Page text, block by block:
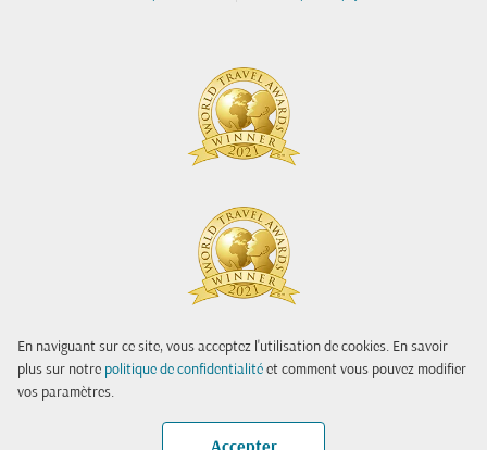
En naviguant sur ce site, vous acceptez l'utilisation de cookies. En savoir
plus sur notre politique de confidentialité et comment vous pouvez modifier
vos paramètres.